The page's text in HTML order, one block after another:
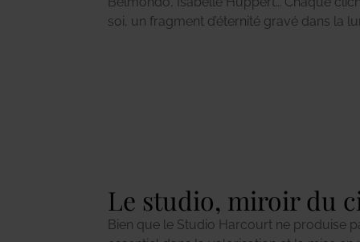
soi, un fragment d’éternité gravé dans la
Le studio, miroir du
Bien que le Studio Harcourt ne produise
des stars bien au-delà des écrans.